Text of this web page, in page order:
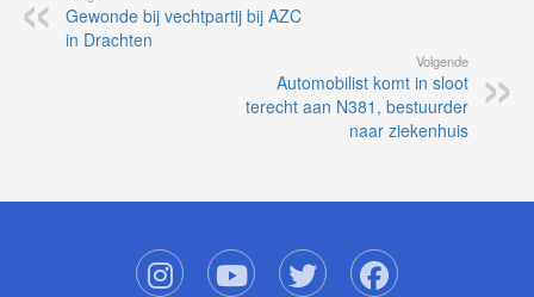
Gewonde bij vechtpartij bij AZC
in Drachten
Volgende
Automobilist komt in sloot
terecht aan N381, bestuurder
naar ziekenhuis